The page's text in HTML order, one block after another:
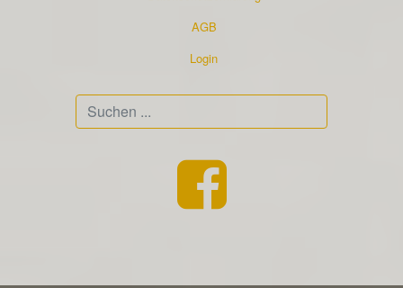
AGB
Login